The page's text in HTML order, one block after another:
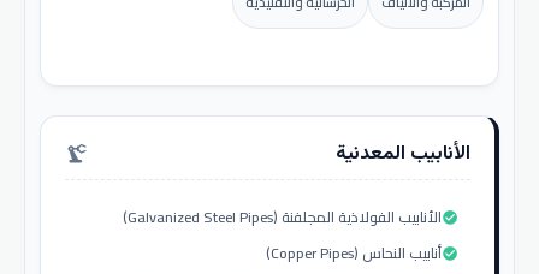
الأنابيب المعدنية precision_manufacturing
الأنابيب الفولاذية المجلفنة (Galvanized Steel Pipes)check_circle
أنابيب النحاس (Copper Pipes)check_circle